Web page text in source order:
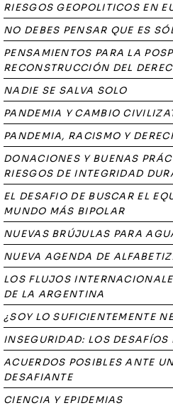
RIESGOS GEOPOLITICOS EN
NO DEBES PENSAR QUE ES
PENSAMIENTOS PARA LA
RECONSTRUCCIÓN DEL
NADIE SE SALVA SOLO
PANDEMIA Y CAMBIO
PANDEMIA, RACISMO Y
DONACIONES Y BUENAS
RIESGOS DE INTEGRIDAD
EL DESAFIO DE BUSCAR EL
MUNDO MÁS BIPOLAR
NUEVAS BRÚJULAS PARA
NUEVA AGENDA DE
LOS FLUJOS
DE LA ARGENTINA
¿SOY LO SUFICIENTEMENTE
INSEGURIDAD: LOS
ACUERDOS POSIBLES ANTE
DESAFIANTE
CIENCIA Y EPIDEMIAS